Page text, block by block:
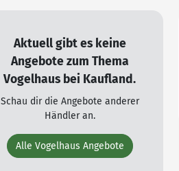
Aktuell gibt es keine
Angebote zum Thema
Vogelhaus bei Kaufland.
Schau dir die Angebote anderer
Händler an.
Alle Vogelhaus Angebote